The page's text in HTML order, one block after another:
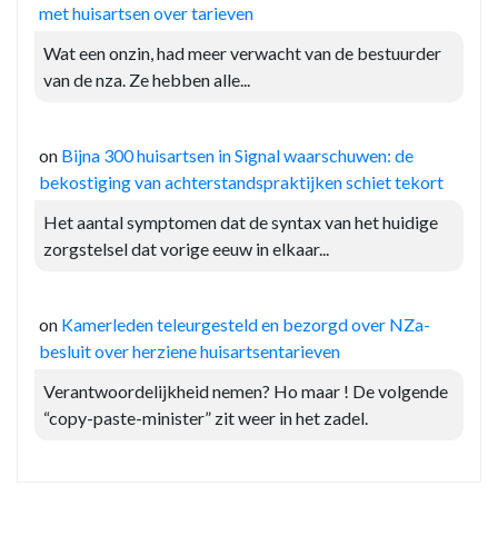
met huisartsen over tarieven
Wat een onzin, had meer verwacht van de bestuurder
van de nza. Ze hebben alle...
on Bijna 300 huisartsen in Signal waarschuwen: de
bekostiging van achterstandspraktijken schiet tekort
Het aantal symptomen dat de syntax van het huidige
zorgstelsel dat vorige eeuw in elkaar...
on Kamerleden teleurgesteld en bezorgd over NZa-
besluit over herziene huisartsentarieven
Verantwoordelijkheid nemen? Ho maar ! De volgende
“copy-paste-minister” zit weer in het zadel.